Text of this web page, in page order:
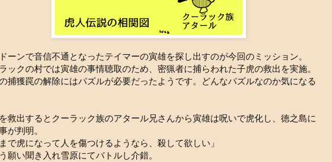
ーンで音信不通となったテイマーの寅雄を探し出すのが今回のミッション。
ックの村では寅雄の事情聴取のため、密猟者に捕らわれた子虎の救出を実施。
捕獲罠の解除にはパズルが必要だったようです。どんなパズルなのか気になる
救出するとクーラック族のアタール兄さんから寅雄は呪いで虎化し、徳之島に
が判明。
まで虎になって人を傷つけるようなら、殺して欲しい」
願い聞き入れ雪原にてバトルし介錯。